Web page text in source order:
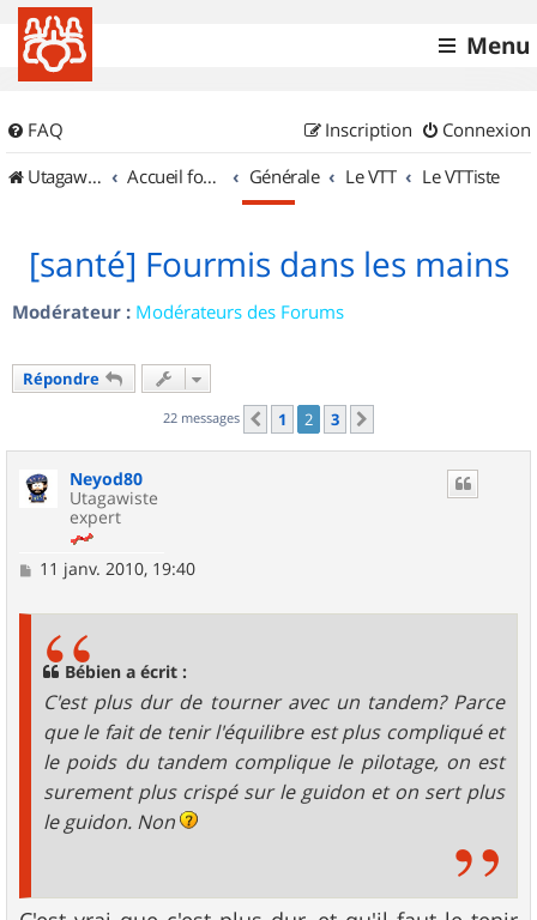
Menu
FAQ Connexion
Inscription
UtagawaVTT (Randos VTT et VTTAE avec traces GPS)
Accueil forum Générale Le VTT Le VTTiste
[santé] Fourmis dans les mains
Modérateur : Modérateurs des Forums
Répondre
22 messages Précédent
1 2 3
Neyod80
Utagawiste
expert
M11 janv. 2010, 19:40
Bébien a écrit :
C'est plus dur de tourner avec un tandem? Parce
que le fait de tenir l'équilibre est plus compliqué et
le poids du tandem complique le pilotage, on est
surement plus crispé sur le guidon et on sert plus
le guidon. Non